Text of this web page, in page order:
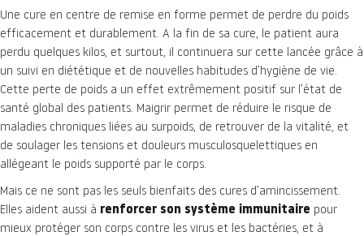
Une cure en centre de remise en forme permet de perdre du poids
efficacement et durablement. A la fin de sa cure, le patient aura
perdu quelques kilos, et surtout, il continuera sur cette lancée grâce à
un suivi en diététique et de nouvelles habitudes d’hygiène de vie.
Cette perte de poids a un effet extrêmement positif sur l’état de
santé global des patients. Maigrir permet de réduire le risque de
maladies chroniques liées au surpoids, de retrouver de la vitalité, et
de soulager les tensions et douleurs musculosquelettiques en
allégeant le poids supporté par le corps.
Mais ce ne sont pas les seuls bienfaits des cures d’amincissement.
Elles aident aussi à renforcer son système immunitaire pour
mieux protéger son corps contre les virus et les bactéries, et à